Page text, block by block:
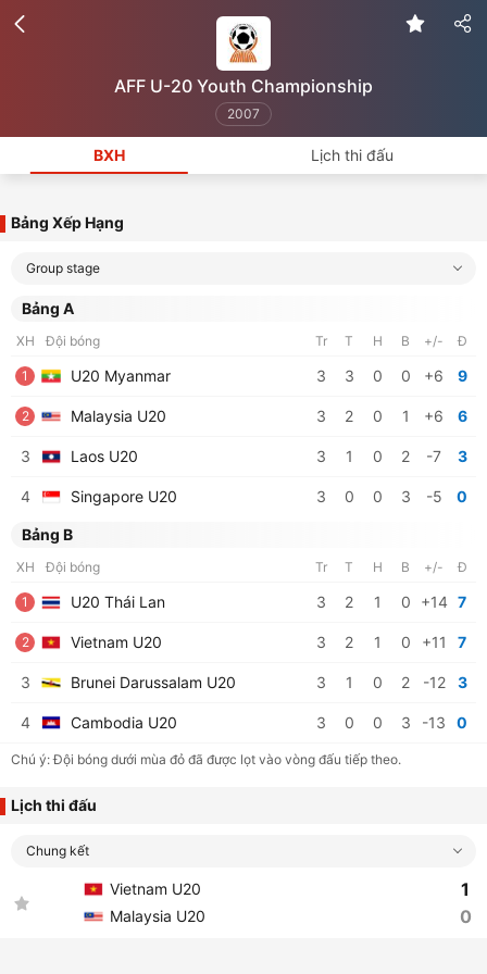
AFF U-20 Youth Championship
2007
BXH Lịch thi đấu
Bảng Xếp Hạng
Group stage
Bảng A
XH Đội bóng Tr T H B +/- Đ
1 U20 Myanmar 3 3 0 0 +6 9
2 Malaysia U20 3 2 0 1 +6 6
3 Laos U20 3 1 0 2 -7 3
4 Singapore U20 3 0 0 3 -5 0
Bảng B
XH Đội bóng Tr T H B +/- Đ
1 U20 Thái Lan 3 2 1 0 +14 7
2 Vietnam U20 3 2 1 0 +11 7
3 Brunei Darussalam U20 3 1 0 2 -12 3
4 Cambodia U20 3 0 0 3 -13 0
Chú ý: Đội bóng dưới mùa đỏ đã được lọt vào vòng đấu tiếp theo.
Lịch thi đấu
Chung kết
Vietnam U20
Malaysia U20
1
0